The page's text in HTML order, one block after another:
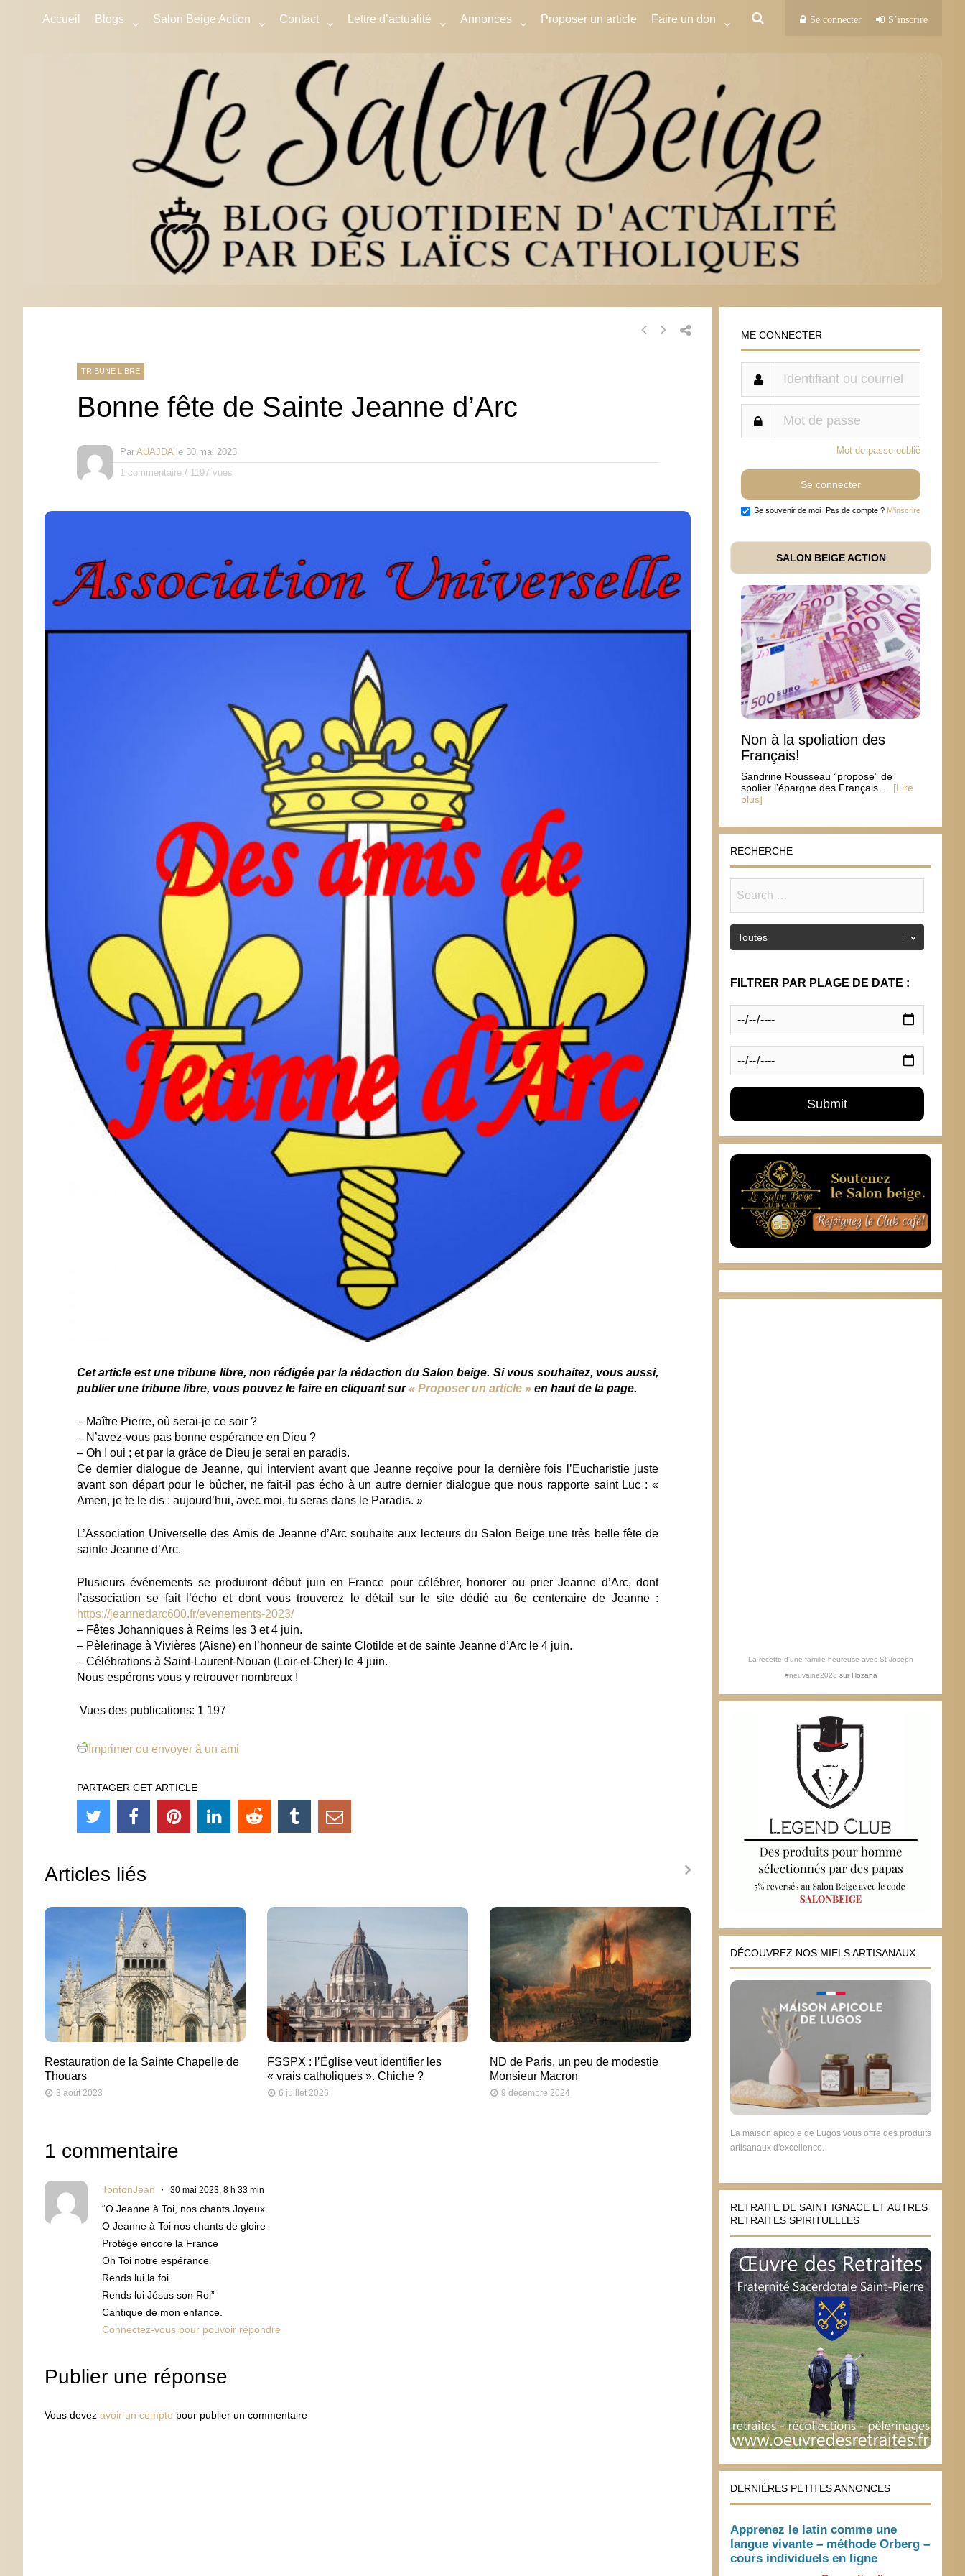
Accueil Blogs Salon Beige Action Contact Lettre d’actualité Annonces Proposer un article Faire un don Se connecter S’inscrire
TRIBUNE LIBRE
Bonne fête de Sainte Jeanne d’Arc
Par AUAJDA le 30 mai 2023
1 commentaire / 1197 vues
Cet article est une tribune libre, non rédigée par la rédaction du Salon beige. Si vous souhaitez, vous aussi,
publier une tribune libre, vous pouvez le faire en cliquant sur« Proposer un article » en haut de la page.
– Maître Pierre, où serai-je ce soir ?
– N’avez-vous pas bonne espérance en Dieu ?
– Oh ! oui ; et par la grâce de Dieu je serai en paradis.
Ce dernier dialogue de Jeanne, qui intervient avant que Jeanne reçoive pour la dernière fois l’Eucharistie juste
avant son départ pour le bûcher, ne fait-il pas écho à un autre dernier dialogue que nous rapporte saint Luc : «
Amen, je te le dis : aujourd’hui, avec moi, tu seras dans le Paradis. »
L’Association Universelle des Amis de Jeanne d’Arc souhaite aux lecteurs du Salon Beige une très belle fête de
sainte Jeanne d’Arc.
Plusieurs événements se produiront début juin en France pour célébrer, honorer ou prier Jeanne d’Arc, dont
l’association se fait l’écho et dont vous trouverez le détail sur le site dédié au 6e centenaire de Jeanne :
https://jeannedarc600.fr/evenements-2023/
– Fêtes Johanniques à Reims les 3 et 4 juin.
– Pèlerinage à Vivières (Aisne) en l’honneur de sainte Clotilde et de sainte Jeanne d’Arc le 4 juin.
– Célébrations à Saint-Laurent-Nouan (Loir-et-Cher) le 4 juin.
Nous espérons vous y retrouver nombreux !
Vues des publications: 1 197
Imprimer ou envoyer à un ami
PARTAGER CET ARTICLE
Articles liés
Restauration de la Sainte Chapelle de
Thouars
3 août 2023
FSSPX : l’Église veut identifier les
« vrais catholiques ». Chiche ?
6 juillet 2026
ND de Paris, un peu de modestie
Monsieur Macron
9 décembre 2024
Recension d’un livre : Le Trésor des
Randols », « une somme sur ce que
représente la Chrétienté »
25 octobre 2023
1 commentaire
TontonJean 30 mai 2023, 8 h 33 min
“O Jeanne à Toi, nos chants Joyeux
O Jeanne à Toi nos chants de gloire
Protège encore la France
Oh Toi notre espérance
Rends lui la foi
Rends lui Jésus son Roi”
Cantique de mon enfance.
Connectez-vous pour pouvoir répondre
Publier une réponse
Vous devez avoir un compte pour publier un commentaire
ME CONNECTER
Mot de passe oublié
Se souvenir de moi Pas de compte ? M'inscrire
SALON BEIGE ACTION
Non à la spoliation des
Français!
Sandrine Rousseau “propose” de
spolier l’épargne des Français ...
[Lire
plus]
RECHERCHE
FILTRER PAR PLAGE DE DATE :
La recette d'une famille heureuse avec St Joseph
#neuvaine2023 sur Hozana
DÉCOUVREZ NOS MIELS ARTISANAUX
La maison apicole de Lugos vous offre des produits
artisanaux d'excellence.
RETRAITE DE SAINT IGNACE ET AUTRES
RETRAITES SPIRITUELLES
DERNIÈRES PETITES ANNONCES
Apprenez le latin comme une
langue vivante – méthode Orberg –
cours individuels en ligne